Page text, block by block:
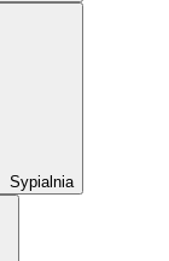
Sypialnia